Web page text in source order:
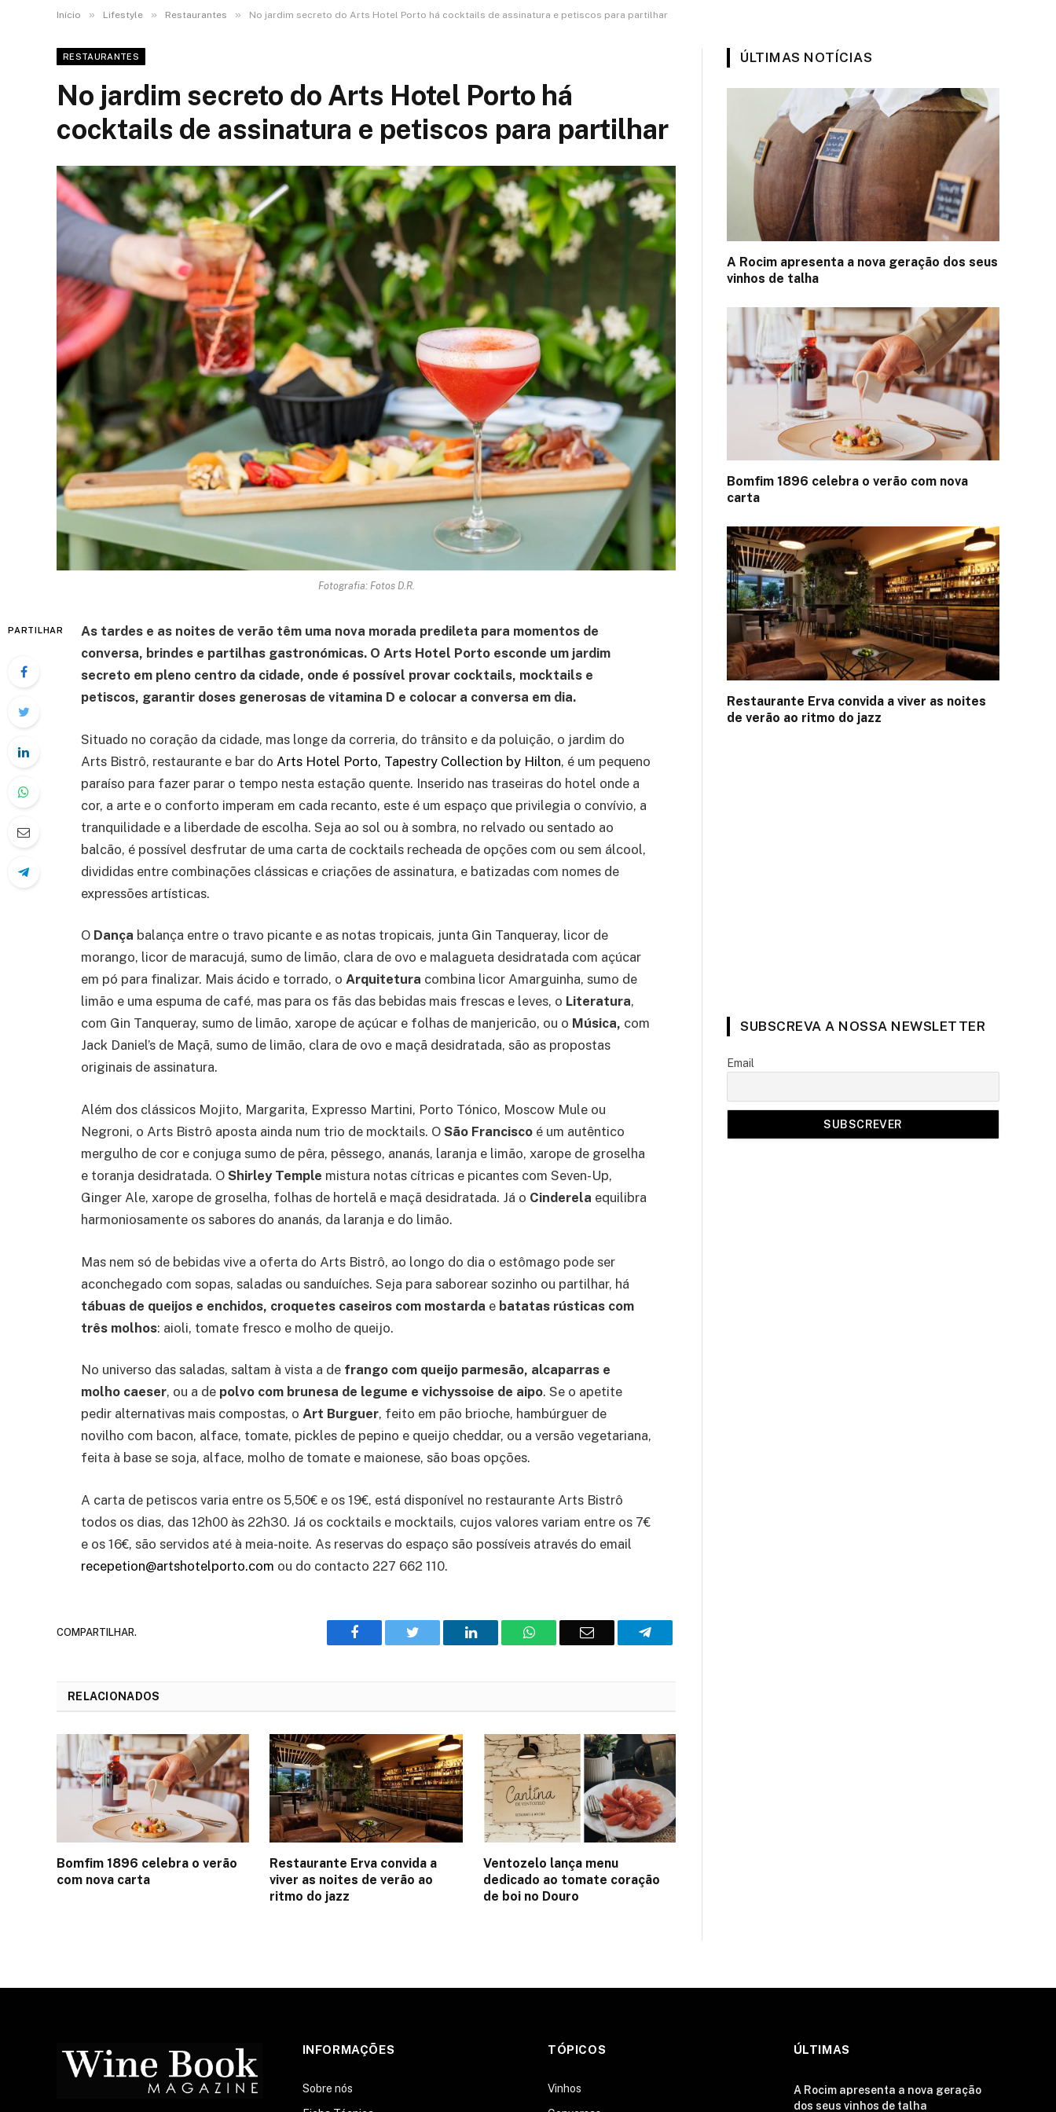
Início » Lifestyle » Restaurantes » No jardim secreto do Arts Hotel Porto há cocktails de assinatura e petiscos para partilhar
RESTAURANTES
No jardim secreto do Arts Hotel Porto há
cocktails de assinatura e petiscos para partilhar
Fotografia: Fotos D.R.
PARTILHAR
As tardes e as noites de verão têm uma nova morada predileta para momentos de
conversa, brindes e partilhas gastronómicas. O Arts Hotel Porto esconde um jardim
secreto em pleno centro da cidade, onde é possível provar cocktails, mocktails e
petiscos, garantir doses generosas de vitamina D e colocar a conversa em dia.
Situado no coração da cidade, mas longe da correria, do trânsito e da poluição, o jardim do
Arts Bistrô, restaurante e bar do Arts Hotel Porto, Tapestry Collection by Hilton, é um pequeno
paraíso para fazer parar o tempo nesta estação quente. Inserido nas traseiras do hotel onde a
cor, a arte e o conforto imperam em cada recanto, este é um espaço que privilegia o convívio, a
tranquilidade e a liberdade de escolha. Seja ao sol ou à sombra, no relvado ou sentado ao
balcão, é possível desfrutar de uma carta de cocktails recheada de opções com ou sem álcool,
divididas entre combinações clássicas e criações de assinatura, e batizadas com nomes de
expressões artísticas.
O Dança balança entre o travo picante e as notas tropicais, junta Gin Tanqueray, licor de
morango, licor de maracujá, sumo de limão, clara de ovo e malagueta desidratada com açúcar
em pó para finalizar. Mais ácido e torrado, o Arquitetura combina licor Amarguinha, sumo de
limão e uma espuma de café, mas para os fãs das bebidas mais frescas e leves, o Literatura,
com Gin Tanqueray, sumo de limão, xarope de açúcar e folhas de manjericão, ou o Música, com
Jack Daniel’s de Maçã, sumo de limão, clara de ovo e maçã desidratada, são as propostas
originais de assinatura.
Além dos clássicos Mojito, Margarita, Expresso Martini, Porto Tónico, Moscow Mule ou
Negroni, o Arts Bistrô aposta ainda num trio de mocktails. O São Francisco é um autêntico
mergulho de cor e conjuga sumo de pêra, pêssego, ananás, laranja e limão, xarope de groselha
e toranja desidratada. O Shirley Temple mistura notas cítricas e picantes com Seven-Up,
Ginger Ale, xarope de groselha, folhas de hortelã e maçã desidratada. Já o Cinderela equilibra
harmoniosamente os sabores do ananás, da laranja e do limão.
Mas nem só de bebidas vive a oferta do Arts Bistrô, ao longo do dia o estômago pode ser
aconchegado com sopas, saladas ou sanduíches. Seja para saborear sozinho ou partilhar, há
tábuas de queijos e enchidos, croquetes caseiros com mostarda e batatas rústicas com
três molhos: aioli, tomate fresco e molho de queijo.
No universo das saladas, saltam à vista a de frango com queijo parmesão, alcaparras e
molho caeser, ou a de polvo com brunesa de legume e vichyssoise de aipo. Se o apetite
pedir alternativas mais compostas, o Art Burguer, feito em pão brioche, hambúrguer de
novilho com bacon, alface, tomate, pickles de pepino e queijo cheddar, ou a versão vegetariana,
feita à base se soja, alface, molho de tomate e maionese, são boas opções.
A carta de petiscos varia entre os 5,50€ e os 19€, está disponível no restaurante Arts Bistrô
todos os dias, das 12h00 às 22h30. Já os cocktails e mocktails, cujos valores variam entre os 7€
e os 16€, são servidos até à meia-noite. As reservas do espaço são possíveis através do email
recepetion@artshotelporto.com ou do contacto 227 662 110.
COMPARTILHAR. Facebook Twitter
O
WhatsAppE-
Telegrama
RELACIONADOS
Bomfim 1896 celebra o verão
com nova carta
Restaurante Erva convida a
viver as noites de verão ao
ritmo do jazz
Ventozelo lança menu
dedicado ao tomate coração
de boi no Douro
ÚLTIMAS NOTÍCIAS
A Rocim apresenta a nova geração dos seus
vinhos de talha
Bomfim 1896 celebra o verão com nova
carta
Restaurante Erva convida a viver as noites
de verão ao ritmo do jazz
SUBSCREVA A NOSSA NEWSLETTER
Email
INFORMAÇÕES
Sobre nós
TÓPICOS
Vinhos
ÚLTIMAS
A Rocim apresenta a nova geração
dos seus vinhos de talha